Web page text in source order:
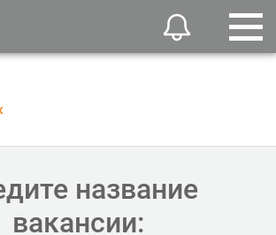
название
вакансии: